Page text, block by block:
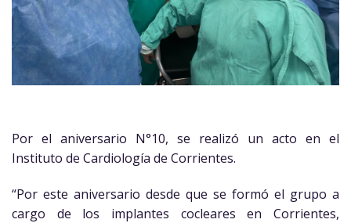
Por el aniversario N°10, se realizó un acto en el
Instituto de Cardiología de Corrientes.
“Por este aniversario desde que se formó el grupo a
cargo de los implantes cocleares en Corrientes,